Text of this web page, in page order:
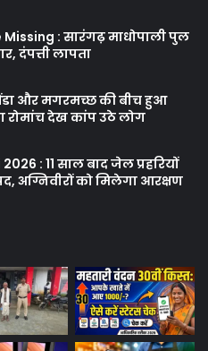
: सारंगढ़ माधोपाली पुल
दंपत्ती लापता
और मगरमच्छ की बीच हुआ
रोमांच देख कांप उठे लोग
: 11 साल बाद जेल प्रहरियों
अग्निवीरों को मिलेगा आरक्षण